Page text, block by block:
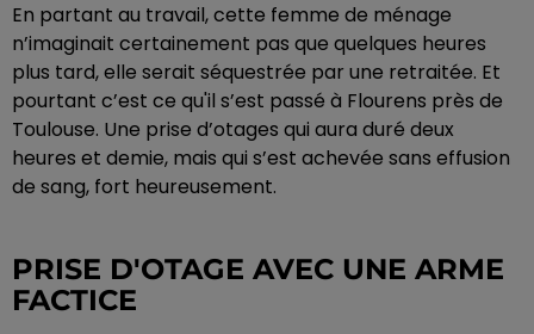
En partant au travail, cette femme de ménage
n’imaginait certainement pas que quelques heures
plus tard, elle serait séquestrée par une retraitée. Et
pourtant c’est ce qu'il s’est passé à Flourens près de
Toulouse. Une prise d’otages qui aura duré deux
heures et demie, mais qui s’est achevée sans effusion
de sang, fort heureusement.
PRISE D'OTAGE AVEC UNE ARME
FACTICE